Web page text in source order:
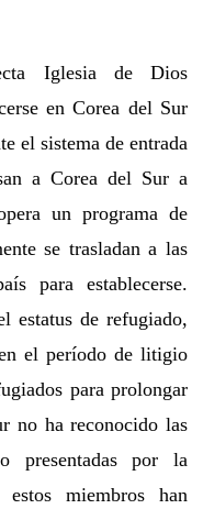
Iglesia de Dios
en Corea del Sur
el sistema de entrada
a Corea del Sur a
un programa de
se trasladan a las
para establecerse.
estatus de refugiado,
el período de litigio
para prolongar
no ha reconocido las
presentadas por la
miembros han